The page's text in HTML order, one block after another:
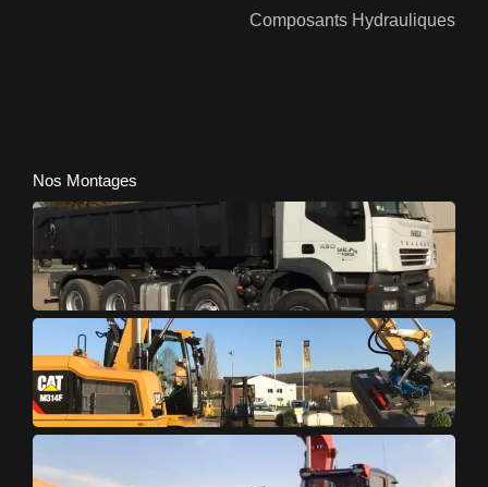
Composants Hydrauliques
Nos Montages